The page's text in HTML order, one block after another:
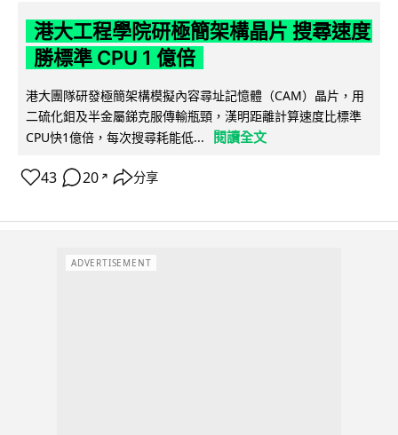
港大工程學院研極簡架構晶片 搜尋速度
勝標準 CPU 1 億倍
港大團隊研發極簡架構模擬內容尋址記憶體（CAM）晶片，用
二硫化鉬及半金屬銻克服傳輸瓶頸，漢明距離計算速度比標準
CPU快1億倍，每次搜尋耗能低...
閱讀全文
43 20 ↗ 分享
ADVERTISEMENT